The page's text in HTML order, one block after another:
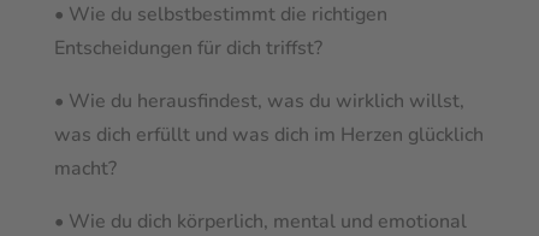
• Wie du selbstbestimmt die richtigen
Entscheidungen für dich triffst?
• Wie du herausfindest, was du wirklich willst,
was dich erfüllt und was dich im Herzen glücklich
macht?
• Wie du dich körperlich, mental und emotional